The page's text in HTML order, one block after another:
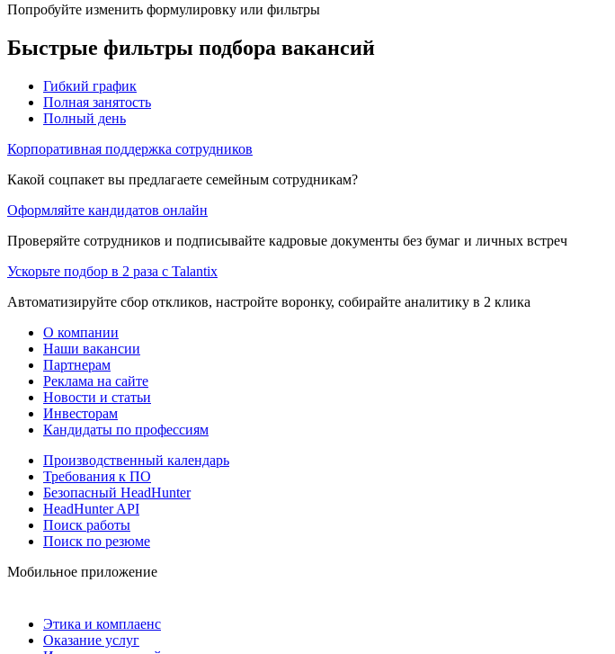
Попробуйте изменить формулировку или фильтры
Быстрые фильтры подбора вакансий
Гибкий график
Полная занятость
Полный день
Корпоративная поддержка сотрудников
Какой соцпакет вы предлагаете семейным сотрудникам?
Оформляйте кандидатов онлайн
Проверяйте сотрудников и подписывайте кадровые документы без бумаг и личных встреч
Ускорьте подбор в 2 раза с Talantix
Автоматизируйте сбор откликов, настройте воронку, собирайте аналитику в 2 клика
О компании
Наши вакансии
Партнерам
Реклама на сайте
Новости и статьи
Инвесторам
Кандидаты по профессиям
Производственный календарь
Требования к ПО
Безопасный HeadHunter
HeadHunter API
Поиск работы
Поиск по резюме
Мобильное приложение
Этика и комплаенс
Оказание услуг